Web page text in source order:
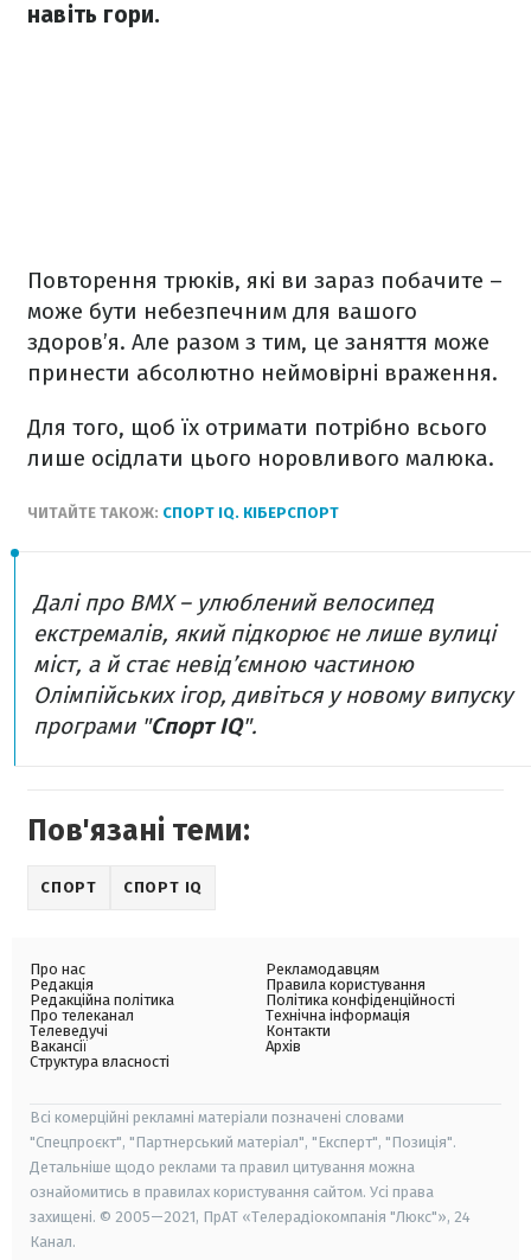
навіть гори.
Повторення трюків, які ви зараз побачите –
може бути небезпечним для вашого
здоров’я. Але разом з тим, це заняття може
принести абсолютно неймовірні враження.
Для того, щоб їх отримати потрібно всього
лише осідлати цього норовливого малюка.
ЧИТАЙТЕ ТАКОЖ: СПОРТ IQ. КІБЕРСПОРТ
Далі про BMX – улюблений велосипед
екстремалів, який підкорює не лише вулиці
міст, а й стає невід’ємною частиною
Олімпійських ігор, дивіться у новому випуску
програми "Спорт IQ".
Пов'язані теми:
СПОРТ СПОРТ IQ
Про нас
Редакція
Редакційна політика
Про телеканал
Телеведучі
Вакансії
Структура власності
Рекламодавцям
Правила користування
Політика конфіденційності
Технічна інформація
Контакти
Архів
Всі комерційні рекламні матеріали позначені словами
"Спецпроєкт", "Партнерський матеріал", "Експерт", "Позиція".
Детальніше щодо реклами та правил цитування можна
ознайомитись в правилах користування сайтом. Усі права
захищені. © 2005—2021, ПрАТ «Телерадіокомпанія "Люкс"», 24
Канал.